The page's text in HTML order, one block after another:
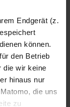
Endgerät (z.
können.
den Betrieb
die wir keine
hinaus nur
die uns
zu
Lorenz